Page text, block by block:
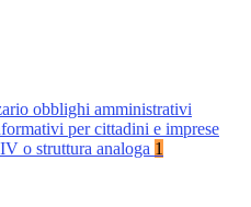
obblighi amministrativi
per cittadini e imprese
o struttura analoga 1